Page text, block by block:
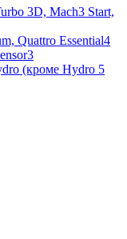
3D, Mach3 Start,
Quattro Essential4
(кроме Hydro 5